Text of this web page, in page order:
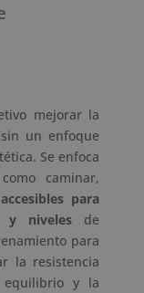
mejorar la
un enfoque
Se enfoca
caminar,
accesibles para
y niveles de
para
la resistencia
equilibrio y la